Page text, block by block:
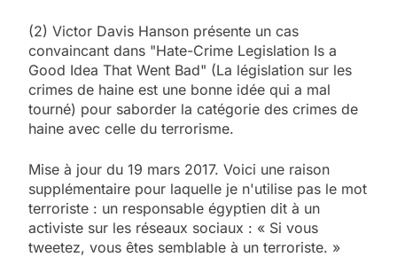
(2) Victor Davis Hanson présente un cas
convaincant dans "Hate-Crime Legislation Is a
Good Idea That Went Bad" (La législation sur les
crimes de haine est une bonne idée qui a mal
tourné) pour saborder la catégorie des crimes de
haine avec celle du terrorisme.
Mise à jour du 19 mars 2017. Voici une raison
supplémentaire pour laquelle je n'utilise pas le mot
terroriste : un responsable égyptien dit à un
activiste sur les réseaux sociaux : « Si vous
tweetez, vous êtes semblable à un terroriste. »